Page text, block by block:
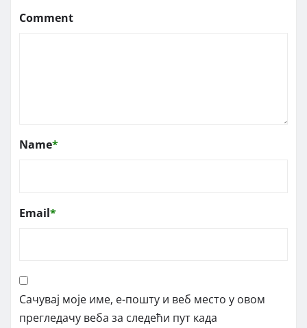
Comment
Name*
Email*
Сачувај моје име, е-пошту и веб место у овом
прегледачу веба за следећи пут када